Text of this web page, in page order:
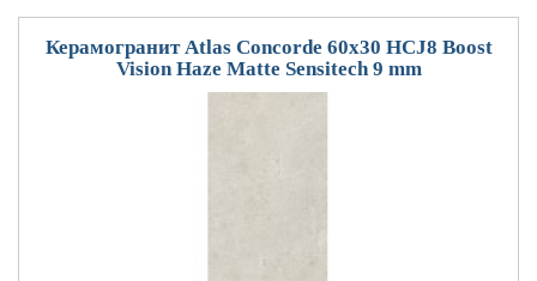
Керамогранит Atlas Concorde 60x30 HCJ8 Boost
Vision Haze Matte Sensitech 9 mm